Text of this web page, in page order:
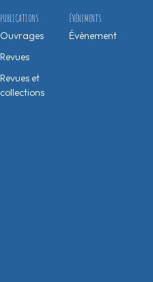
ÉVÉNEMENTS
Évènement
PUBLICATIONS
Ouvrages
Revues
Revues et
collections